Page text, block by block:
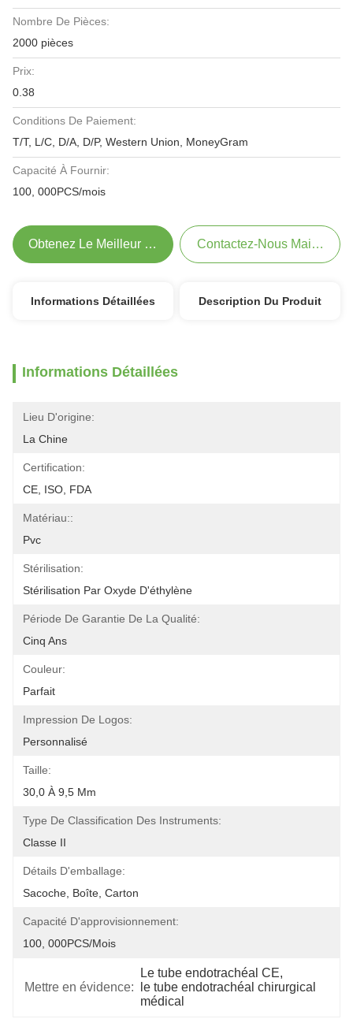
Nombre De Pièces:
2000 pièces
Prix:
0.38
Conditions De Paiement:
T/T, L/C, D/A, D/P, Western Union, MoneyGram
Capacité À Fournir:
100, 000PCS/mois
Obtenez Le Meilleur Prix Contactez-Nous Maintenant
Informations Détaillées Description Du Produit
Informations Détaillées
Lieu D'origine:
La Chine
Certification:
CE, ISO, FDA
Matériau::
Pvc
Stérilisation:
Stérilisation Par Oxyde D'éthylène
Période De Garantie De La Qualité:
Cinq Ans
Couleur:
Parfait
Impression De Logos:
Personnalisé
Taille:
30,0 À 9,5 Mm
Type De Classification Des Instruments:
Classe II
Détails D'emballage:
Sacoche, Boîte, Carton
Capacité D'approvisionnement:
100, 000PCS/mois
Mettre en évidence:
Le tube endotrachéal CE,
le tube endotrachéal chirurgical
médical